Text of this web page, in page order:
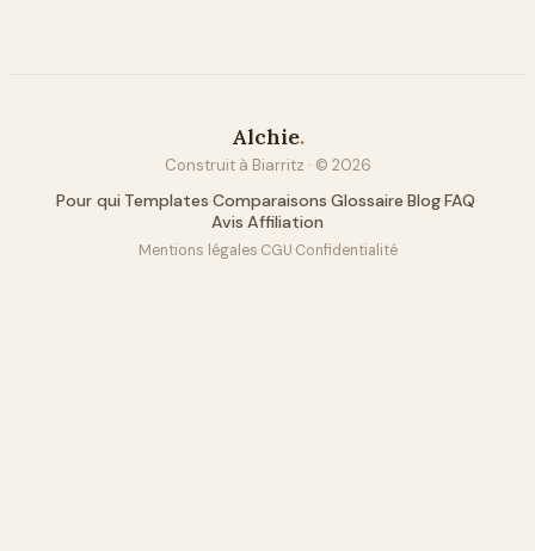
Alchie.
Construit à Biarritz · © 2026
Pour qui·Templates·Comparaisons·Glossaire·Blog·FAQ·
Avis·Affiliation
Mentions légales·CGU·Confidentialité